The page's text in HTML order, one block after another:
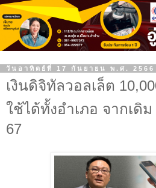
วันอาทิตย์ที่ 17 กันยายน พ.ศ. 2566
เงินดิจิทัลวอลเล็ต
ใช้ได้ทั้งอำเภอ จากเดิ
67